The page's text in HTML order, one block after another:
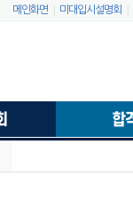
메인화면 미대입시설명회